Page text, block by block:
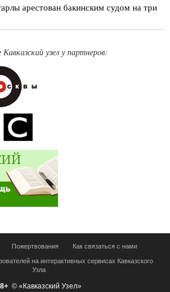
арестован бакинским судом на три
узел у партнеров:
Пожертвования Как связаться с нами
на интерактивных сервисах Кавказского
Узла
© «Кавказский Узел»